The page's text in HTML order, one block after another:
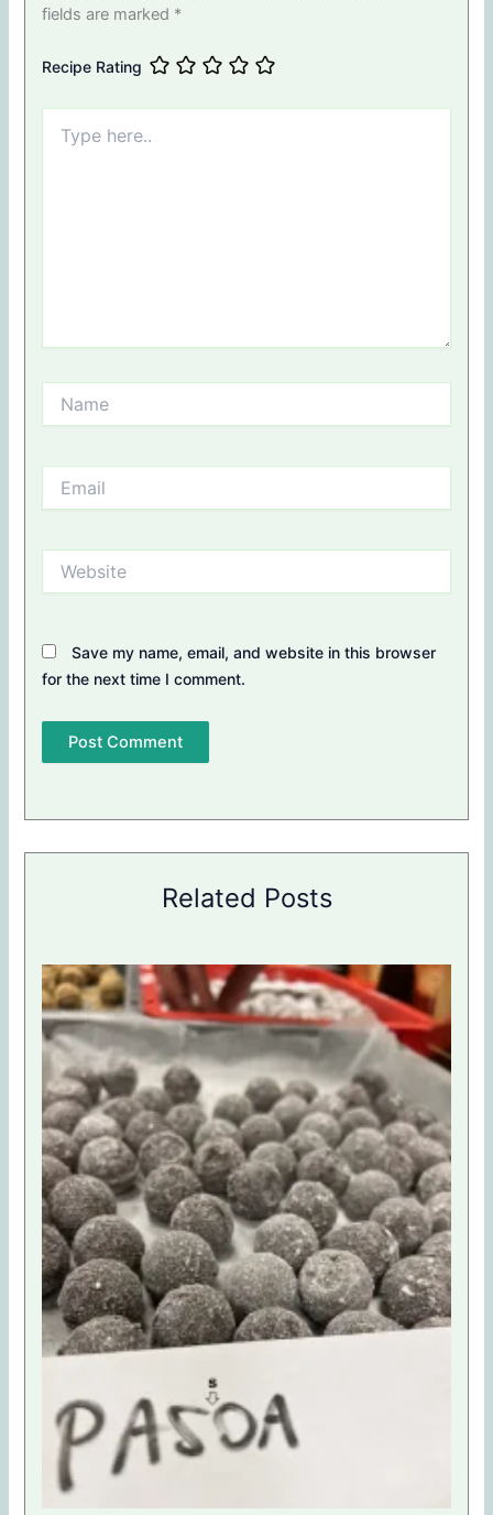
fields are marked *
Recipe Rating
here..
Save my name, email, and website in this browser
for the next time I comment.
Related Posts